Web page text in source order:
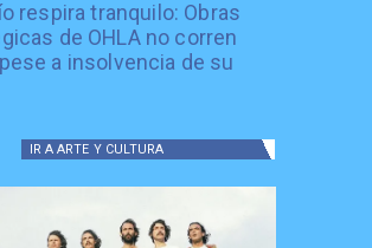
respira tranquilo: Obras
de OHLA no corren
a insolvencia de su
IR A ARTE Y CULTURA